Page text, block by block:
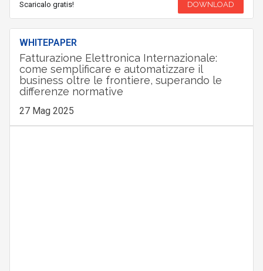
Scaricalo gratis! DOWNLOAD
WHITEPAPER
Fatturazione Elettronica Internazionale:
come semplificare e automatizzare il
business oltre le frontiere, superando le
differenze normative
27 Mag 2025